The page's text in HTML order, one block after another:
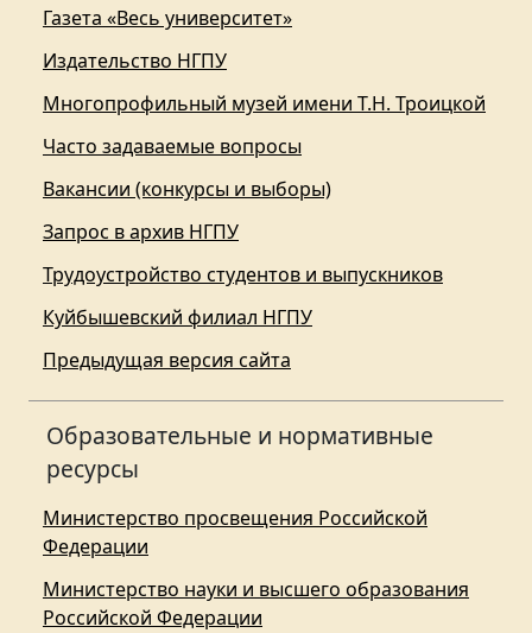
Газета «Весь университет»
Издательство НГПУ
Многопрофильный музей имени Т.Н. Троицкой
Часто задаваемые вопросы
Вакансии (конкурсы и выборы)
Запрос в архив НГПУ
Трудоустройство студентов и выпускников
Куйбышевский филиал НГПУ
Предыдущая версия сайта
Образовательные и нормативные
ресурсы
Министерство просвещения Российской
Федерации
Министерство науки и высшего образования
Российской Федерации